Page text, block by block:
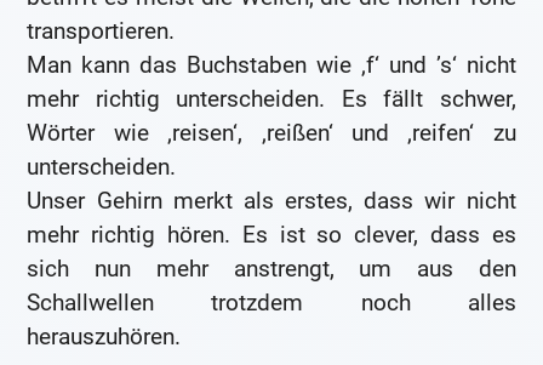
transportieren.
Man kann das Buchstaben wie ‚f‘ und ’s‘ nicht
mehr richtig unterscheiden. Es fällt schwer,
Wörter wie ‚reisen‘, ‚reißen‘ und ‚reifen‘ zu
unterscheiden.
Unser Gehirn merkt als erstes, dass wir nicht
mehr richtig hören. Es ist so clever, dass es
sich nun mehr anstrengt, um aus den
Schallwellen trotzdem noch alles
herauszuhören.